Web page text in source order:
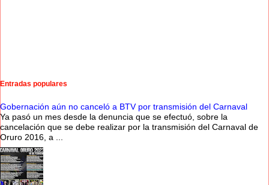
Entradas populares
Gobernación aún no canceló a BTV por transmisión del Carnaval
Ya pasó un mes desde la denuncia que se efectuó, sobre la
cancelación que se debe realizar por la transmisión del Carnaval de
Oruro 2016, a ...